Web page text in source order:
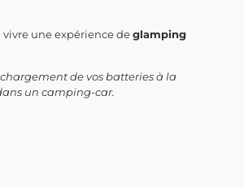
une expérience deglamping
de vos batteries à la
un camping-car.